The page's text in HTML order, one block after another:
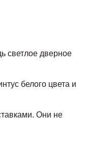
светлое дверное
белого цвета и
Они не